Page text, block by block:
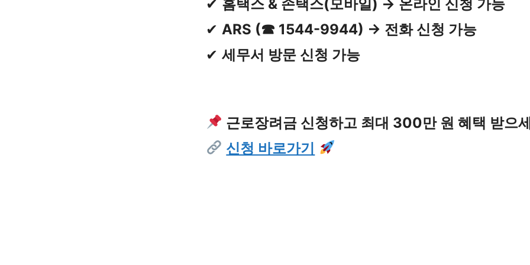
✔ 홈택스 & 손택스(모바일) → 온라인 신청 가능
✔ ARS (☎ 1544-9944) → 전화 신청 가능
✔ 세무서 방문 신청 가능
근로장려금 신청하고 최대 300만 원 혜택 받으
신청 바로가기